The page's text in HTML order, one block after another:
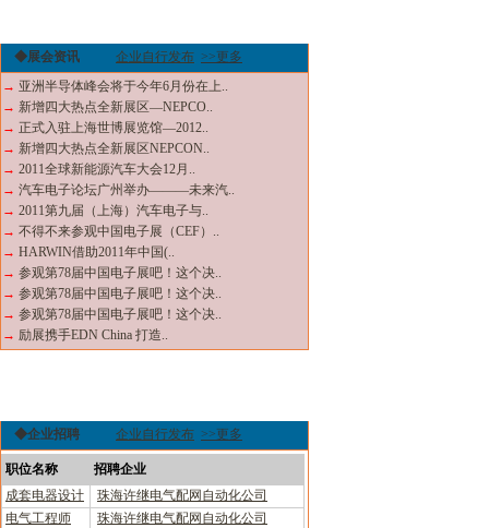
◆展会资讯 企业自行发布 >>更多
→ 亚洲半导体峰会将于今年6月份在上..
→ 新增四大热点全新展区—NEPCO..
→ 正式入驻上海世博展览馆—2012..
→ 新增四大热点全新展区NEPCON..
→ 2011全球新能源汽车大会12月..
→ 汽车电子论坛广州举办———未来汽..
→ 2011第九届（上海）汽车电子与..
→ 不得不来参观中国电子展（CEF）..
→ HARWIN借助2011年中国(..
→ 参观第78届中国电子展吧！这个决..
→ 参观第78届中国电子展吧！这个决..
→ 参观第78届中国电子展吧！这个决..
→ 励展携手EDN China 打造..
◆企业招聘 企业自行发布 >>更多
职位名称
招聘企业
成套电器设计
珠海许继电气配网自动化公司
电气工程师
珠海许继电气配网自动化公司